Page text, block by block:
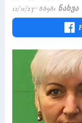
12/11/23 88981 Ნახვა